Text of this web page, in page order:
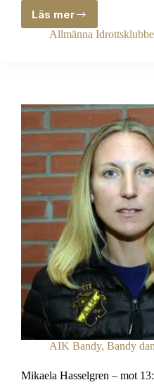
Läs mer
Sara
Adolfsson
Allmänna
AIK Bandy, Bandy
Mikaela Hasselgren – mot